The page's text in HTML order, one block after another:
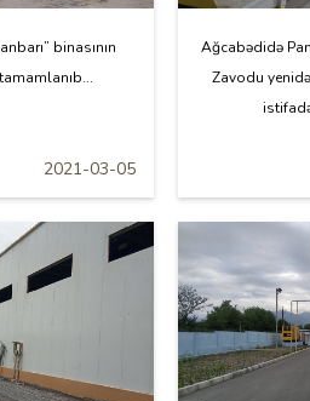
binasının
2021-03-05
Ağcabədidə
Zavodu